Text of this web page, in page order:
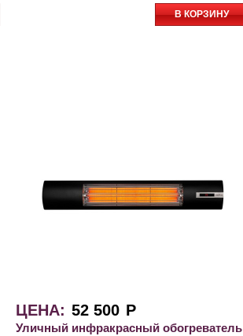
В КОРЗИНУ
ЦЕНА: 52 500 Р
Уличный инфракрасный обогреватель